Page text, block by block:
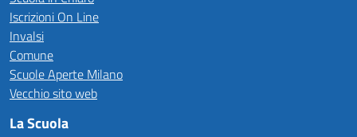
Iscrizioni On Line
Invalsi
Comune
Scuole Aperte Milano
Vecchio sito web
La Scuola